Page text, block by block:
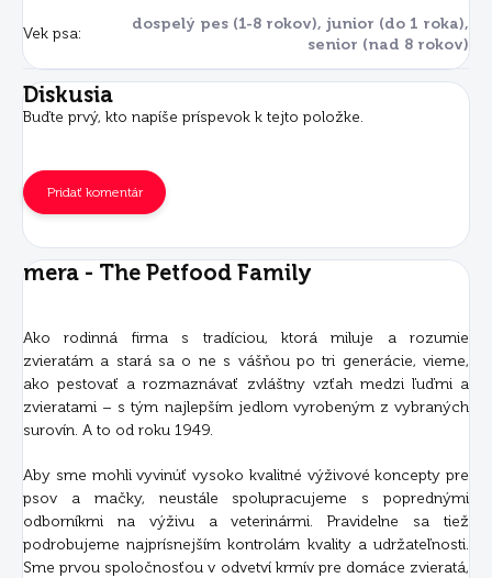
Vek psa:
dospelý pes (1-8 rokov), junior (do 1 roka),
senior (nad 8 rokov)
Diskusia
Buďte prvý, kto napíše príspevok k tejto položke.
Pridať komentár
mera - The Petfood Family
Ako rodinná firma s tradíciou, ktorá miluje a rozumie
zvieratám a stará sa o ne s vášňou po tri generácie, vieme,
ako pestovať a rozmaznávať zvláštny vzťah medzi ľuďmi a
zvieratami – s tým najlepším jedlom vyrobeným z vybraných
surovín. A to od roku 1949.
Aby sme mohli vyvinúť vysoko kvalitné výživové koncepty pre
psov a mačky, neustále spolupracujeme s poprednými
odborníkmi na výživu a veterinármi. Pravidelne sa tiež
podrobujeme najprísnejším kontrolám kvality a udržateľnosti.
Sme prvou spoločnosťou v odvetví krmív pre domáce zvieratá,